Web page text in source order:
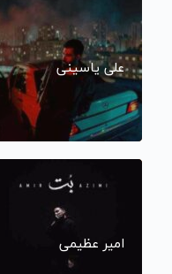
علی یاسینی
امیر عظیمی